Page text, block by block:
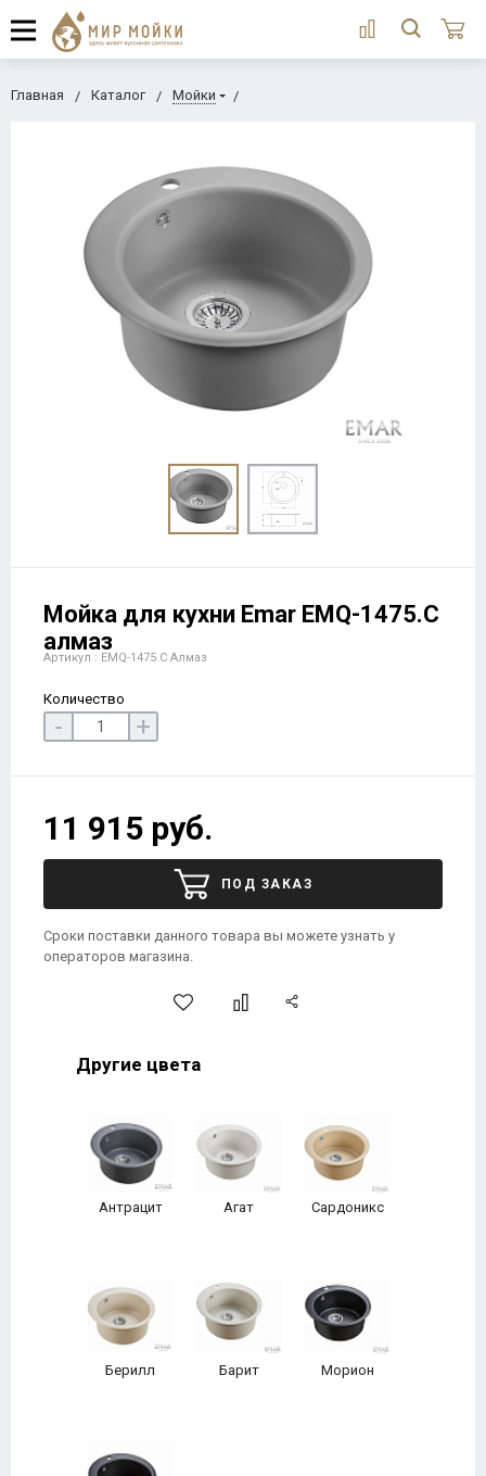
Главная Каталог Мойки
Мойка для кухни Еmar EMQ-1475.C
алмаз
Артикул : EMQ-1475.C Алмаз
Количество
- +
11 915 руб.
ПОД ЗАКАЗ
Сроки поставки данного товара вы можете узнать у
операторов магазина.
Другие цвета
Антрацит Агат Сардоникс
Берилл Барит Морион